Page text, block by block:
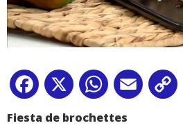
Facebook
X WhatsApp
Email
Fiesta de brochettes